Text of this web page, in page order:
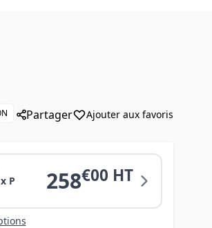
Partager Ajouter aux favoris
P
258€00 HT